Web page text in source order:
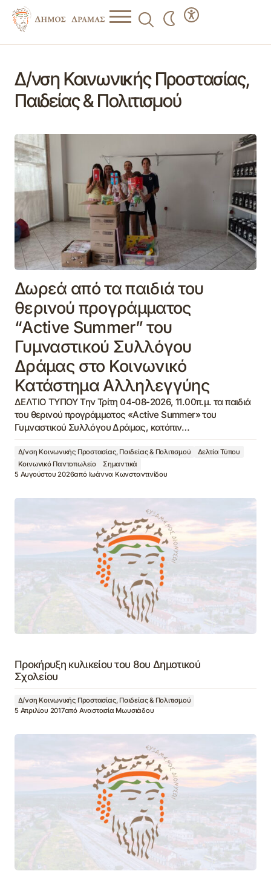
Δ/νση Κοινωνικής Προστασίας,
Παιδείας & Πολιτισμού
Δωρεά από τα παιδιά του
θερινού προγράμματος
“Active Summer” του
Γυμναστικού Συλλόγου
Δράμας στο Κοινωνικό
Κατάστημα Αλληλεγγύης
ΔΕΛΤΙΟ ΤΥΠΟΥ Την Τρίτη 04-08-2026, 11.00π.μ. τα παιδιά
του θερινού προγράμματος «Active Summer» του
Γυμναστικού Συλλόγου Δράμας, κατόπιν…
Δ/νση Κοινωνικής Προστασίας, Παιδείας & Πολιτισμού
Δελτία Τύπου
Κοινωνικό Παντοπωλείο
Σημαντικά
5 Αυγούστου 2026από Ιωάννα Κωνσταντινίδου
Προκήρυξη κυλικείου του 8ου Δημοτικού
Σχολείου
Δ/νση Κοινωνικής Προστασίας, Παιδείας & Πολιτισμού
5 Απριλίου 2017από Αναστασία Μωυσιάδου